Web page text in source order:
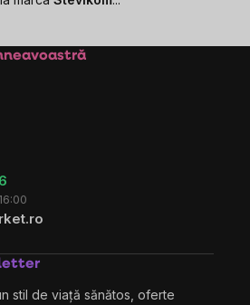
stil de viață sănătos, oferte